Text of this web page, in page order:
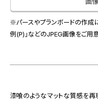
不動産投資開発事業
IR情報
採用情報
※パースやプランボードの作成に
例(P)」などのJPEG画像をご用意
漆喰のようなマットな質感を